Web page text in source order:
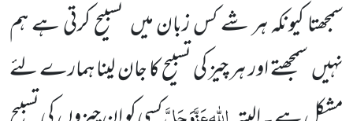
سمجھتا کیونکہ ہر شے کس زبان میں تسبیح کرتی ہے ہم
نہیں سمجھتے اور ہر چیز کی تسبیح کا جان لینا ہمارے لئے